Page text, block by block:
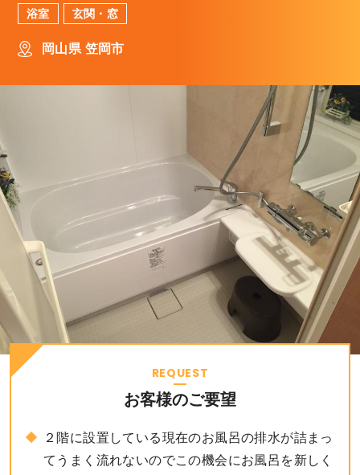
浴室 玄関・窓
岡山県 笠岡市
REQUEST
お客様のご要望
２階に設置している現在のお風呂の排水が詰まっ
てうまく流れないのでこの機会にお風呂を新しく